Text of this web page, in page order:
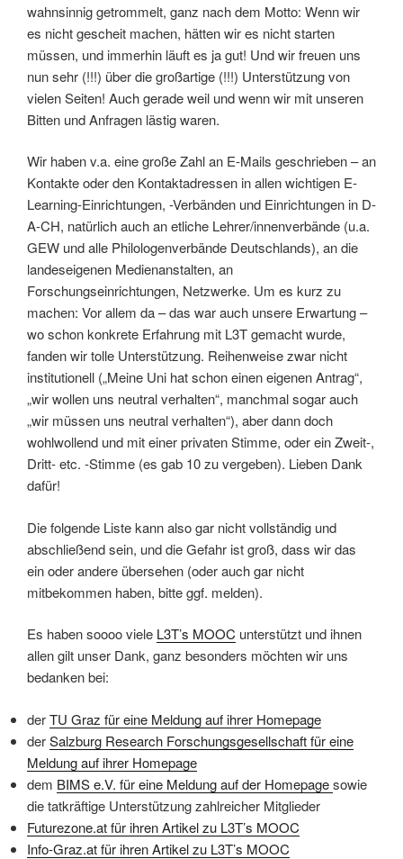
wahnsinnig getrommelt, ganz nach dem Motto: Wenn wir
es nicht gescheit machen, hätten wir es nicht starten
müssen, und immerhin läuft es ja gut! Und wir freuen uns
nun sehr (!!!) über die großartige (!!!) Unterstützung von
vielen Seiten! Auch gerade weil und wenn wir mit unseren
Bitten und Anfragen lästig waren.
Wir haben v.a. eine große Zahl an E-Mails geschrieben – an
Kontakte oder den Kontaktadressen in allen wichtigen E-
Learning-Einrichtungen, -Verbänden und Einrichtungen in D-
A-CH, natürlich auch an etliche Lehrer/innenverbände (u.a.
GEW und alle Philologenverbände Deutschlands), an die
landeseigenen Medienanstalten, an
Forschungseinrichtungen, Netzwerke. Um es kurz zu
machen: Vor allem da – das war auch unsere Erwartung –
wo schon konkrete Erfahrung mit L3T gemacht wurde,
fanden wir tolle Unterstützung. Reihenweise zwar nicht
institutionell („Meine Uni hat schon einen eigenen Antrag“,
„wir wollen uns neutral verhalten“, manchmal sogar auch
„wir müssen uns neutral verhalten“), aber dann doch
wohlwollend und mit einer privaten Stimme, oder ein Zweit-,
Dritt- etc. -Stimme (es gab 10 zu vergeben). Lieben Dank
dafür!
Die folgende Liste kann also gar nicht vollständig und
abschließend sein, und die Gefahr ist groß, dass wir das
ein oder andere übersehen (oder auch gar nicht
mitbekommen haben, bitte ggf. melden).
Es haben soooo viele L3T’s MOOC unterstützt und ihnen
allen gilt unser Dank, ganz besonders möchten wir uns
bedanken bei:
derTU Graz für eine Meldung auf ihrer Homepage
derSalzburg Research Forschungsgesellschaft für eine
Meldung auf ihrer Homepage
dem BIMS e.V. für eine Meldung auf der Homepagesowie
die tatkräftige Unterstützung zahlreicher Mitglieder
Futurezone.at für ihren Artikel zu L3T’s MOOC
Info-Graz.at für ihren Artikel zu L3T’s MOOC